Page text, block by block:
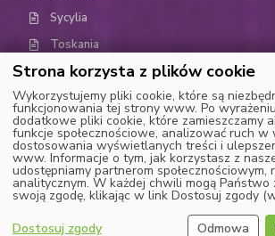
Sycylia
Toskania
Trydent-Górna Adyga (Trentino-Alto
Umbria
Dolina Aosty
Wenecja Euganejska (Weneto)
Strona korzysta z plików cookie
Wykorzystujemy pliki cookie, które są
funkcjonowania tej strony www. Po
dodatkowe pliki cookie, które zamieszczamy
funkcje społecznościowe, analizować ruch
dostosowania wyświetlanych treści i
www. Informacje o tym, jak korzystasz z
udostępniamy partnerom społecznościowym,
analitycznym. W każdej chwili mogą Państwo
swoją zgodę, klikając w link Dostosuj zgody
Dostosuj zgody
Odmowa